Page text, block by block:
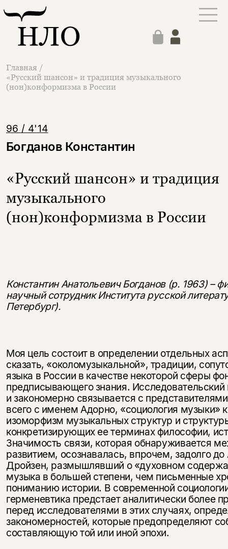
Главная /
«Русский шансон» и традиция музыкального
(нон)конформизма в России
96 / 4'14
Богданов Константин
«Русский шансон» и традиция
музыкального
(нон)конформизма в России
Константин Анатольевич Богданов (р. 1963) –
научный сотрудник Института русской
Петербург).
Моя цель состоит в определении отдельных
сказать, «околомузыкальной», традиции,
языка в России в качестве некоторой сферы
предписывающего знания.
и закономерно связывается с
всего с именем Адорно, «социология музыки»
изоморфизм музыкальных структур и
конкретизирующих ее терминах философии,
Значимость связи, которая обнаруживается
развитием, осознавалась, впрочем, задолго
Дройзен, размышлявший о «духовном
музыка в большей степени, чем письменные
пониманию истории. В современной
герменевтика предстает аналитически более
перед исследователями в этих случаях,
закономерностей, которые предопределяют
составляющую той или иной эпохи.